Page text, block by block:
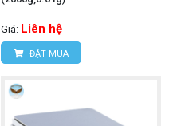
Giá: Liên hệ
ĐẶT MUA